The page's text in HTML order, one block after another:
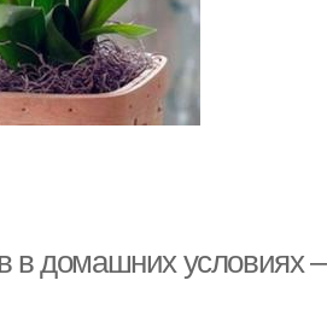
в домашних условиях –